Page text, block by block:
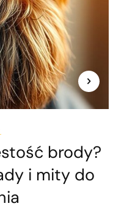
brody?
i mity do